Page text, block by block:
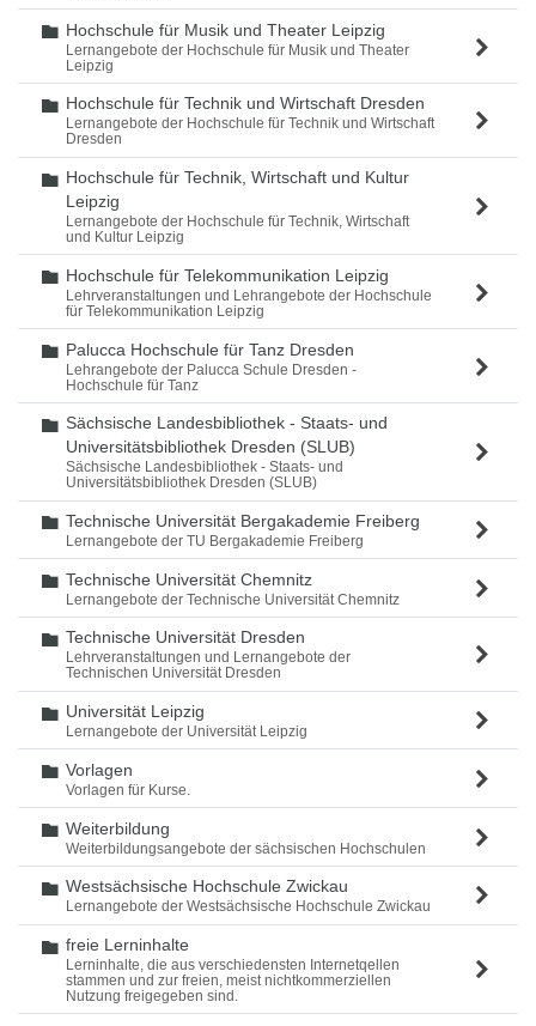
Ordner
Hochschule für Musik und Theater Leipzig
Lernangebote der Hochschule für Musik und Theater
Leipzig
Ordner
Hochschule für Technik und Wirtschaft Dresden
Lernangebote der Hochschule für Technik und Wirtschaft
Dresden
Ordner
Hochschule für Technik, Wirtschaft und Kultur
Leipzig
Lernangebote der Hochschule für Technik, Wirtschaft
und Kultur Leipzig
Ordner
Hochschule für Telekommunikation Leipzig
Lehrveranstaltungen und Lehrangebote der Hochschule
für Telekommunikation Leipzig
Ordner
Palucca Hochschule für Tanz Dresden
Lehrangebote der Palucca Schule Dresden -
Hochschule für Tanz
Ordner
Sächsische Landesbibliothek - Staats- und
Universitätsbibliothek Dresden (SLUB)
Sächsische Landesbibliothek - Staats- und
Universitätsbibliothek Dresden (SLUB)
Ordner
Technische Universität Bergakademie Freiberg
Lernangebote der TU Bergakademie Freiberg
Ordner
Technische Universität Chemnitz
Lernangebote der Technische Universität Chemnitz
Ordner
Technische Universität Dresden
Lehrveranstaltungen und Lernangebote der
Technischen Universität Dresden
Ordner
Universität Leipzig
Lernangebote der Universität Leipzig
Ordner
Vorlagen
Vorlagen für Kurse.
Ordner
Weiterbildung
Weiterbildungsangebote der sächsischen Hochschulen
Ordner
Westsächsische Hochschule Zwickau
Lernangebote der Westsächsische Hochschule Zwickau
Ordner
freie Lerninhalte
Lerninhalte, die aus verschiedensten Internetqellen
stammen und zur freien, meist nichtkommerziellen
Nutzung freigegeben sind.